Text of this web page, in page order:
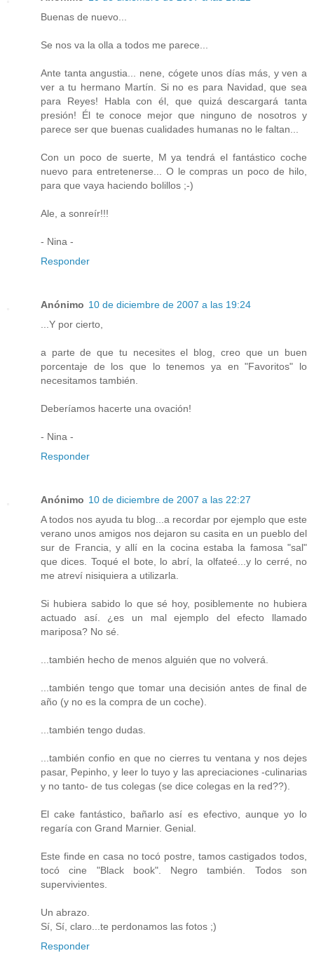
Buenas de nuevo...
Se nos va la olla a todos me parece...
Ante tanta angustia... nene, cógete unos días más, y ven a
ver a tu hermano Martín. Si no es para Navidad, que sea
para Reyes! Habla con él, que quizá descargará tanta
presión! Él te conoce mejor que ninguno de nosotros y
parece ser que buenas cualidades humanas no le faltan...
Con un poco de suerte, M ya tendrá el fantástico coche
nuevo para entretenerse... O le compras un poco de hilo,
para que vaya haciendo bolillos ;-)
Ale, a sonreír!!!
- Nina -
Responder
Anónimo 10 de diciembre de 2007 a las 19:24
...Y por cierto,
a parte de que tu necesites el blog, creo que un buen
porcentaje de los que lo tenemos ya en "Favoritos" lo
necesitamos también.
Deberíamos hacerte una ovación!
- Nina -
Responder
Anónimo 10 de diciembre de 2007 a las 22:27
A todos nos ayuda tu blog...a recordar por ejemplo que este
verano unos amigos nos dejaron su casita en un pueblo del
sur de Francia, y allí en la cocina estaba la famosa "sal"
que dices. Toqué el bote, lo abrí, la olfateé...y lo cerré, no
me atreví nisiquiera a utilizarla.
Si hubiera sabido lo que sé hoy, posiblemente no hubiera
actuado así. ¿es un mal ejemplo del efecto llamado
mariposa? No sé.
...también hecho de menos alguién que no volverá.
...también tengo que tomar una decisión antes de final de
año (y no es la compra de un coche).
...también tengo dudas.
...también confio en que no cierres tu ventana y nos dejes
pasar, Pepinho, y leer lo tuyo y las apreciaciones -culinarias
y no tanto- de tus colegas (se dice colegas en la red??).
El cake fantástico, bañarlo así es efectivo, aunque yo lo
regaría con Grand Marnier. Genial.
Este finde en casa no tocó postre, tamos castigados todos,
tocó cine "Black book". Negro también. Todos son
supervivientes.
Un abrazo.
Sí, Sí, claro...te perdonamos las fotos ;)
Responder